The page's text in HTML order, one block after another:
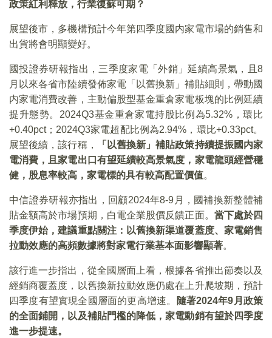
政策紅利釋放，行業復蘇可期？
展望後市，多機構預計今年第四季度國内家電市場的銷售和
出貨將會明顯變好。
國投證券研報指出，三季度家電「外銷」延續高景氣，且8
月以來各省市陸續發佈家電「以舊換新」補貼細則，帶動國
内家電消費改善，主動偏股型基金重倉家電板塊的比例延續
提升態勢。2024Q3基金重倉家電持股比例為5.32%，環比
+0.40pct；2024Q3家電超配比例為2.94%，環比+0.33pct。
展望後續，該行稱，
「以舊換新」補貼政策持續提振國内家
電消費，且家電出口有望延續較高景氣度，家電龍頭經營穩
健，股息率較高，家電標的具有較高配置價值。
中信證券研報亦指出，回顧2024年8-9月，國補換新整體補
貼金額高於市場預期，白電企業股價反饋正面。 當下處於四
季度伊始，建議重點關注：以舊換新渠道覆蓋度、家電銷售
拉動效應的高頻數據將對家電行業基本面影響顯著。
該行進一步指出，從全國層面上看，根據各省推出節奏以及
經銷商覆蓋度，以舊換新拉動效應仍處在上升爬坡期，預計
四季度有望實現全國層面的更高增速。
隨著2024年9月政策
的全面鋪開，以及補貼門檻的降低，家電動銷有望於四季度
進一步提速。